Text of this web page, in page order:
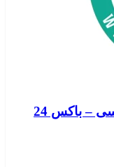
آب گازدار پریر ساده 330 سی سی – باکس 24